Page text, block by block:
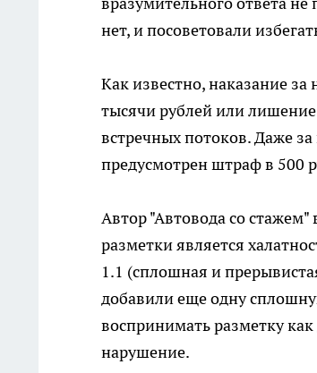
нет, и посоветовали
Как известно, наказание
тысячи рублей или лишение
встречных потоков. Даже
предусмотрен штраф в 500
Автор "Автовода со
разметки является
1.1 (сплошная и
добавили еще одну
воспринимать разметку
нарушение.